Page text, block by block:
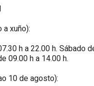
xuño):
h a 22.00 h. Sábado
09.00 h a 14.00 h.
10 de agosto):